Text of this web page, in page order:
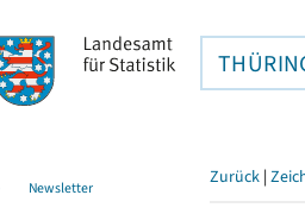
Newsletter Zurück |